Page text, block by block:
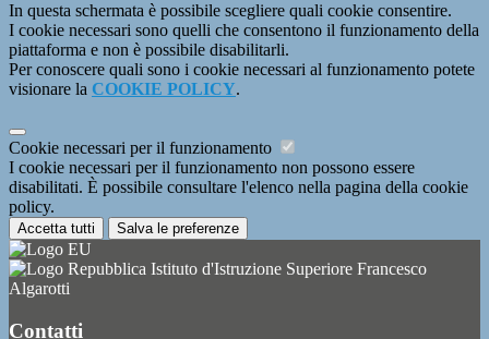
In questa schermata è possibile scegliere quali cookie consentire.
I cookie necessari sono quelli che consentono il funzionamento della
piattaforma e non è possibile disabilitarli.
Per conoscere quali sono i cookie necessari al funzionamento potete
visionare la COOKIE POLICY.
Cookie necessari per il funzionamento
I cookie necessari per il funzionamento non possono essere
disabilitati. È possibile consultare l'elenco nella pagina della cookie
policy.
Accetta tutti Salva le preferenze
Istituto d'Istruzione Superiore Francesco
Algarotti
Contatti